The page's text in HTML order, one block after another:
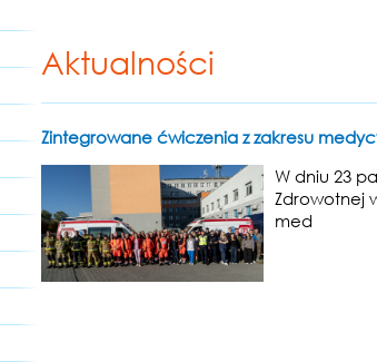
Aktualności
Zintegrowane ćwiczenia z zakresu
W dniu 23
Zdrowotnej
med